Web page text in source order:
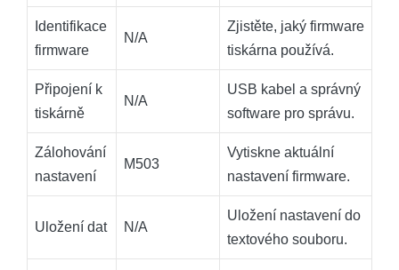
Identifikace
firmware
N/A
Zjistěte, jaký firmware
tiskárna používá.
Připojení k
tiskárně
N/A
USB kabel a správný
software pro správu.
Zálohování
nastavení
M503
Vytiskne aktuální
nastavení firmware.
Uložení dat N/A
Uložení nastavení do
textového souboru.